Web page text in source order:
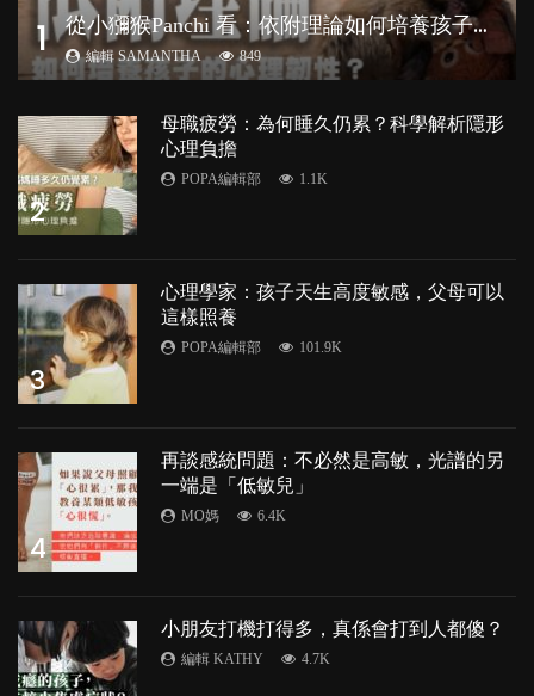
1 從
小獼猴Panchi 看：依附理論如何培養孩子心理韌性？
編輯 SAMANTHA 849
2
母職疲勞：為何睡久仍累？科學解析隱形
心理負擔
POPA編輯部 1.1K
3
心理學家：孩子天生高度敏感，父母可以
這樣照養
POPA編輯部 101.9K
4
再談感統問題：不必然是高敏，光譜的另
一端是「低敏兒」
MO媽 6.4K
小朋友打機打得多，真係會打到人都傻？
編輯 KATHY 4.7K